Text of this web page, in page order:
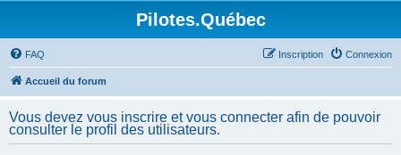
Pilotes.Québec
FAQ Connexion
Inscription
Accueil du forum
Vous devez vous inscrire et vous connecter afin de pouvoir
consulter le profil des utilisateurs.